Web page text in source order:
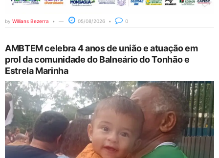
by Willians Bezerra 05/08/2026 0
AMBTEM celebra 4 anos de união e atuação em
prol da comunidade do Balneário do Tonhão e
Estrela Marinha